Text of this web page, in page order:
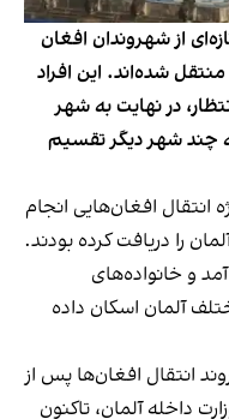
از شهروندان افغان
منتقل شده‌اند. این افراد
انتظار، در نهایت به شهر
چند شهر دیگر تقسیم
انتقال افغان‌هایی انجام
را دریافت کرده بودند.
و خانواده‌های
آلمان اسکان داده
انتقال افغان‌ها پس از
داخله آلمان، تاکنون